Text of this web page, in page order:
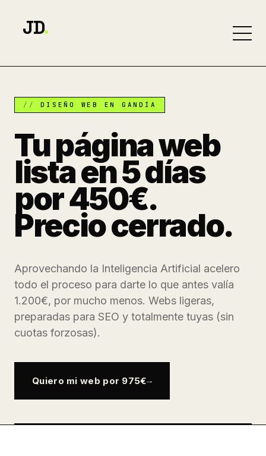
JD.
DISEÑO WEB EN GANDÍA
Tu página web
lista en 5 días
por 450€.
Precio cerrado.
Aprovechando la Inteligencia Artificial acelero
todo el proceso para darte lo que antes valía
1.200€, por mucho menos. Webs ligeras,
preparadas para SEO y totalmente tuyas (sin
cuotas forzosas).
Quiero mi web por 975€